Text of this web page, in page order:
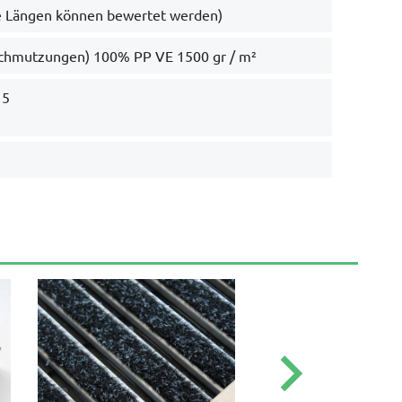
können bewertet werden)
100% PP VE 1500 gr / m²
keyboard_arrow_right